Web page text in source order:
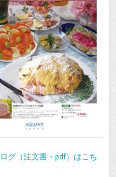
グ（注文書・pdf）はこち